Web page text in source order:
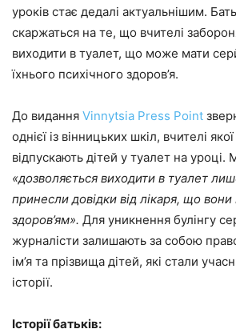
уроків стає дедалі актуальнішим.
скаржаться на те, що вчителі
виходити в туалет, що може мати
їхнього психічного здоров’я.
До видання Vinnytsia Press Point
однієї із вінницьких шкіл, вчителі
відпускають дітей у туалет на уроці.
«дозволяється виходити в туалет
принесли довідки від лікаря, що
здоров’ям». Для уникнення булінгу
журналісти залишають за собою
ім’я та прізвища дітей, які стали
історії.
Історії батьків: